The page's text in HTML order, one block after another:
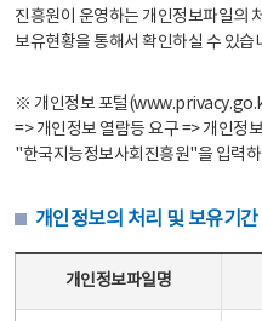
진흥원이 운영하는 개인정보파일의
보유현황을 통해서 확인하실 수 있습
※ 개인정보 포털
=> 개인정보 열람등 요구 => 개인정
"한국지능정보사회진흥원"을 입력
개인정보의 처리 및 보유기
개인정보파일명